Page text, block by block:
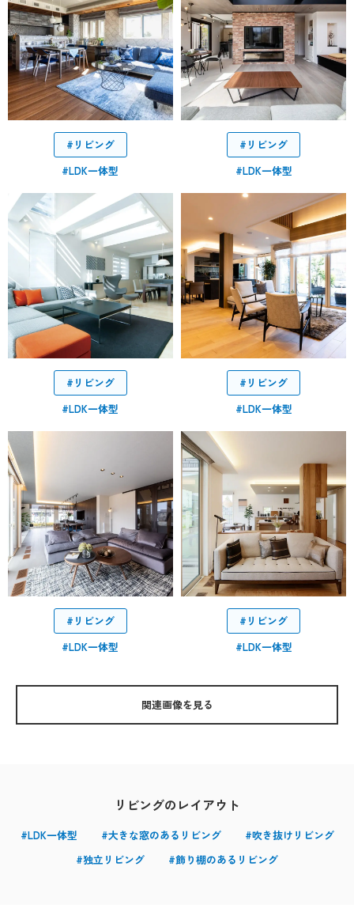
#リビング
#LDK一体型
#リビング
#LDK一体型
#リビング
#LDK一体型
#リビング
#LDK一体型
#リビング
#LDK一体型
#リビング
#LDK一体型
関連画像を見る
リビングのレイアウト
#LDK一体型 #大きな窓のあるリビング
#吹き抜けリビング
#独立リビング
#飾り棚のあるリビング